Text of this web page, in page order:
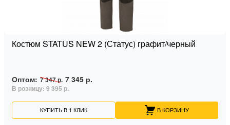
Костюм STATUS NEW 2 (Статус) графит/черный
Оптом: 7 347 р. 7 345 р.
В розницу: 9 395 р.
КУПИТЬ В 1 КЛИК В КОРЗИНУ